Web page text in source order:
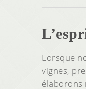
Lorsque
vignes,
élaborons